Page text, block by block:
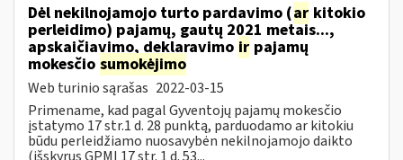
Dėl nekilnojamojo turto pardavimo (ar kitokio
perleidimo) pajamų, gautų 2021 metais...,
apskaičiavimo, deklaravimo ir pajamų
mokesčio sumokėjimo
Web turinio sąrašas 2022-03-15
Primename, kad pagal Gyventojų pajamų mokesčio
įstatymo 17 str.1 d. 28 punktą, parduodamo ar kitokiu
būdu perleidžiamo nuosavybėn nekilnojamojo daikto
(išskyrus GPMĮ 17 str. 1 d. 53...